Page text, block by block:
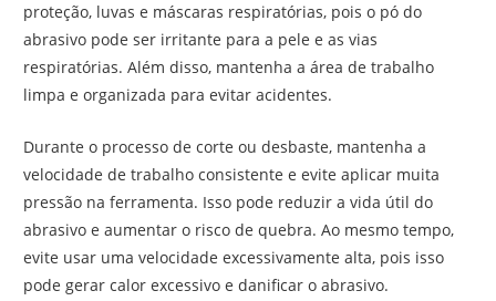
proteção, luvas e máscaras respiratórias, pois o pó do
abrasivo pode ser irritante para a pele e as vias
respiratórias. Além disso, mantenha a área de trabalho
limpa e organizada para evitar acidentes.
Durante o processo de corte ou desbaste, mantenha a
velocidade de trabalho consistente e evite aplicar muita
pressão na ferramenta. Isso pode reduzir a vida útil do
abrasivo e aumentar o risco de quebra. Ao mesmo tempo,
evite usar uma velocidade excessivamente alta, pois isso
pode gerar calor excessivo e danificar o abrasivo.